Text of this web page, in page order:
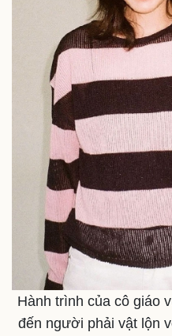
Pháp luật
Tin nóng
Tư vấn luật
Hành trình của cô giáo
đến người phải vật lộn